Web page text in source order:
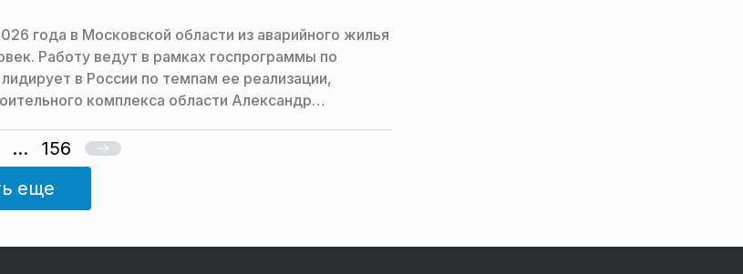
года в Московской области из аварийного жилья
Работу ведут в рамках госпрограммы по
в России по темпам ее реализации,
комплекса области Александр
области.
...
156
еще